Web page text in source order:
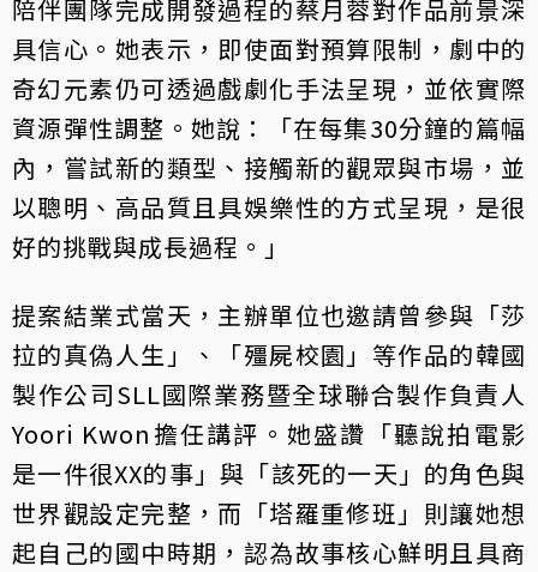
陪伴團隊完成開發過程的蔡月蓉對作品前景深
具信心。她表示，即使面對預算限制，劇中的
奇幻元素仍可透過戲劇化手法呈現，並依實際
資源彈性調整。她說：「在每集30分鐘的篇幅
內，嘗試新的類型、接觸新的觀眾與市場，並
以聰明、高品質且具娛樂性的方式呈現，是很
好的挑戰與成長過程。」
提案結業式當天，主辦單位也邀請曾參與「莎
拉的真偽人生」、「殭屍校園」等作品的韓國
製作公司SLL國際業務暨全球聯合製作負責人
Yoori Kwon擔任講評。她盛讚「聽說拍電影
是一件很XX的事」與「該死的一天」的角色與
世界觀設定完整，而「塔羅重修班」則讓她想
起自己的國中時期，認為故事核心鮮明且具商